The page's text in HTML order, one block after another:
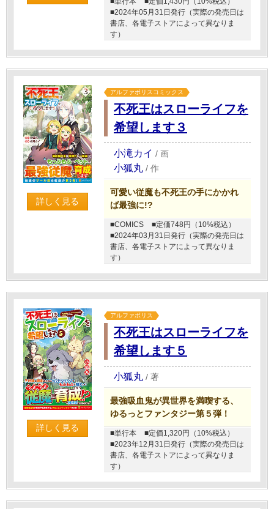
■2024年05月31日発行（実際の発売日は
書店、各電子ストアによって異なりま
す）
詳しく見る
アルファポリスコミックス
不死王はスローライフを
希望します３
小滝カイ / 画
小狐丸 / 作
可愛い従魔も不死王の手にかかれ
ば最強に!?
■COMICS
■定価748円（10%税込）
■2024年03月31日発行（実際の発売日は
書店、各電子ストアによって異なりま
す）
詳しく見る
アルファポリス
不死王はスローライフを
希望します５
小狐丸 / 著
最強吸血鬼が異世界を満喫する、
ゆるっとファンタジー第５弾！
■単行本
■定価1,320円（10%税込）
■2023年12月31日発行（実際の発売日は
書店、各電子ストアによって異なりま
す）